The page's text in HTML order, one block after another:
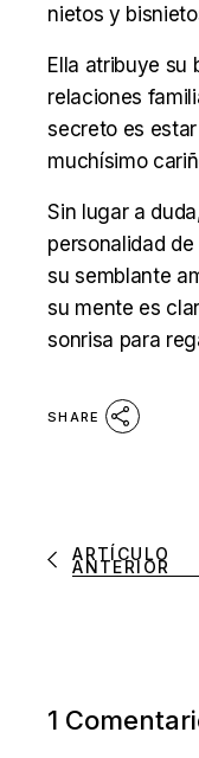
nietos y
Ella atribuye su
relaciones
secreto es
muchísimo
Sin lugar a
personalidad
su semblante
su mente es
sonrisa para
SHARE
ARTÍCULO
ANTERIOR
1